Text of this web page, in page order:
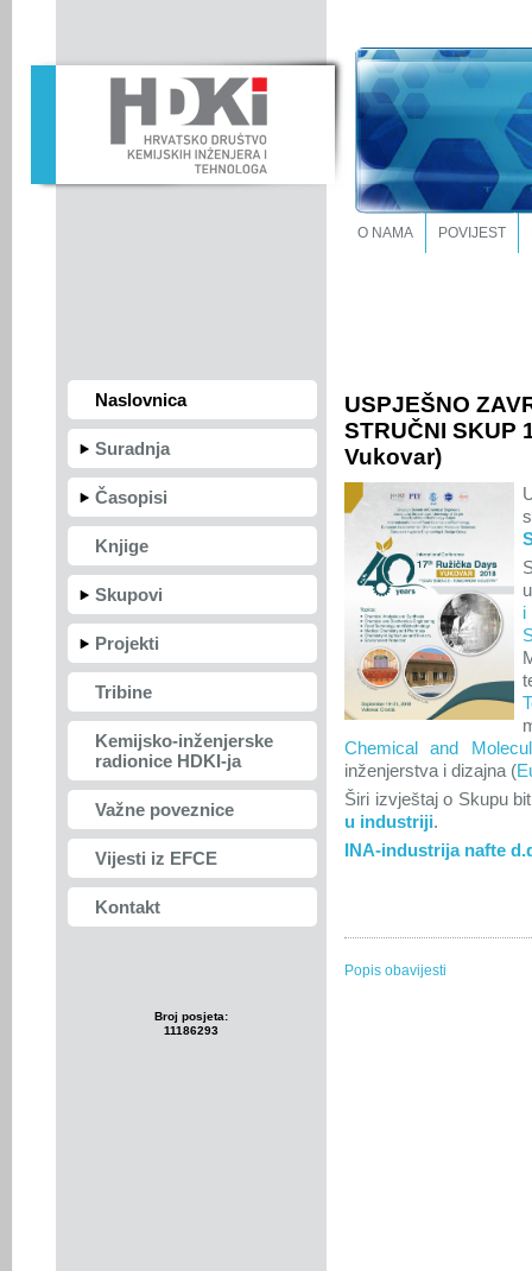
O NAMA POVIJEST
Naslovnica
Suradnja
Časopisi
Knjige
Skupovi
Projekti
Tribine
Kemijsko-inženjerske
radionice HDKI-ja
Važne poveznice
Vijesti iz EFCE
Kontakt
Broj posjeta:
11186293
USPJEŠNO
STRUČNI SKUP
Vukovar)
i
Chemical and
inženjerstva i dizajna (
Širi izvještaj o Skupu
u industriji.
INA-industrija nafte
Popis obavijesti